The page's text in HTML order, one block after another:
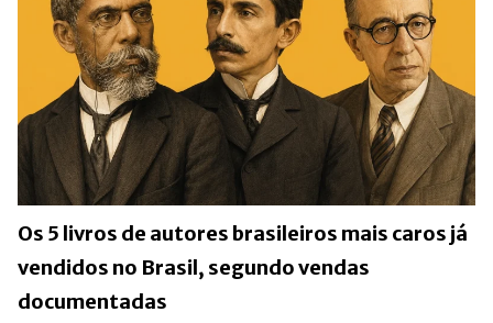
Os 5 livros de autores brasileiros mais caros já
vendidos no Brasil, segundo vendas
documentadas